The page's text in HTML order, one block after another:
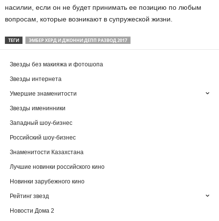
насилии, если он не будет принимать ее позицию по любым
вопросам, которые возникают в супружеской жизни.
ТЕГИ ЭМБЕР ХЕРД И ДЖОННИ ДЕПП РАЗВОД 2017
Звезды без макияжа и фотошопа
Звезды интернета
Умершие знаменитости
Звезды именинники
Западный шоу-бизнес
Российский шоу-бизнес
Знаменитости Казахстана
Лучшие новинки российского кино
Новинки зарубежного кино
Рейтинг звезд
Новости Дома 2